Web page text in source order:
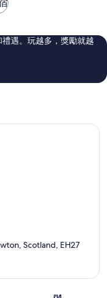
爾
撕
評
論
遇。玩越多，獎勵就越
Scotland, EH27